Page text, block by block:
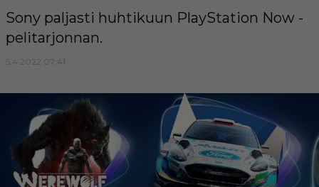
Sony paljasti huhtikuun PlayStation Now -
pelitarjonnan.
5.4.2022 07:41